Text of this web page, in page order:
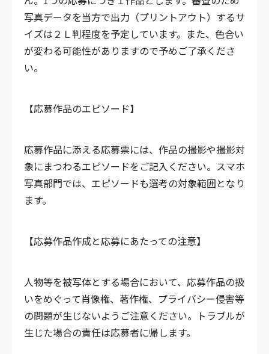
写真データを当方で出力（プリントアウト）するサ
イズは２Ｌ判程度を予定しています。また、色合い
が変わる可能性がありますので予めご了承くださ
い。
【応募作品のエピソード】
応募作品に添える応募票には、作品の撮影や撮影対
象にまつわるエピソードをご記入ください。スマホ
写真部門では、エピソードも選考の対象範囲となり
ます。
【応募作品作成と応募にあたっての注意】
人物等を被写体とする場合において、応募作品の扱
いをめぐって肖像権、著作権、プライバシー侵害等
の問題が生じないようご注意ください。トラブルが
生じた場合の責任は応募者に帰します。